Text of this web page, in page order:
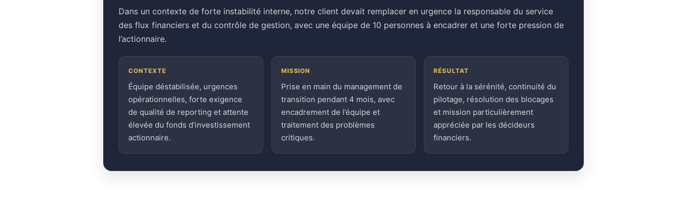
Dans un contexte de forte instabilité interne, notre client devait remplacer en urgence la responsable du service
des flux financiers et du contrôle de gestion, avec une équipe de 10 personnes à encadrer et une forte pression de
l’actionnaire.
CONTEXTE
Équipe déstabilisée, urgences
opérationnelles, forte exigence
de qualité de reporting et attente
élevée du fonds d’investissement
actionnaire.
MISSION
Prise en main du management de
transition pendant 4 mois, avec
encadrement de l’équipe et
traitement des problèmes
critiques.
RÉSULTAT
Retour à la sérénité, continuité du
pilotage, résolution des blocages
et mission particulièrement
appréciée par les décideurs
financiers.